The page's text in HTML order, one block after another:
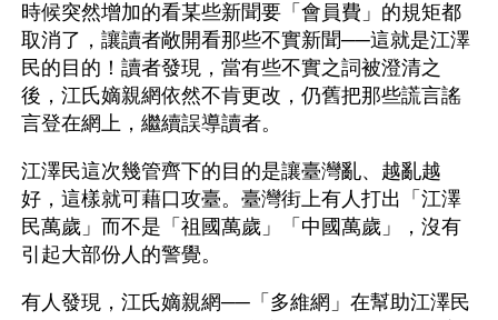
時候突然增加的看某些新聞要「會員費」的規矩都
取消了，讓讀者敞開看那些不實新聞──這就是江澤
民的目的！讀者發現，當有些不實之詞被澄清之
後，江氏嫡親網依然不肯更改，仍舊把那些謊言謠
言登在網上，繼續誤導讀者。
江澤民這次幾管齊下的目的是讓臺灣亂、越亂越
好，這樣就可藉口攻臺。臺灣街上有人打出「江澤
民萬歲」而不是「祖國萬歲」「中國萬歲」，沒有
引起大部份人的警覺。
有人發現，江氏嫡親網──「多維網」在幫助江澤民